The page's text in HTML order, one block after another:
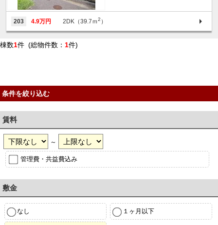
203 4.9万円 2DK（39.7ｍ2 ）
棟数1件 (総物件数： 1件)
条件を絞り込む
賃料
～
管理費・共益費込み
敷金
なし １ヶ月以下